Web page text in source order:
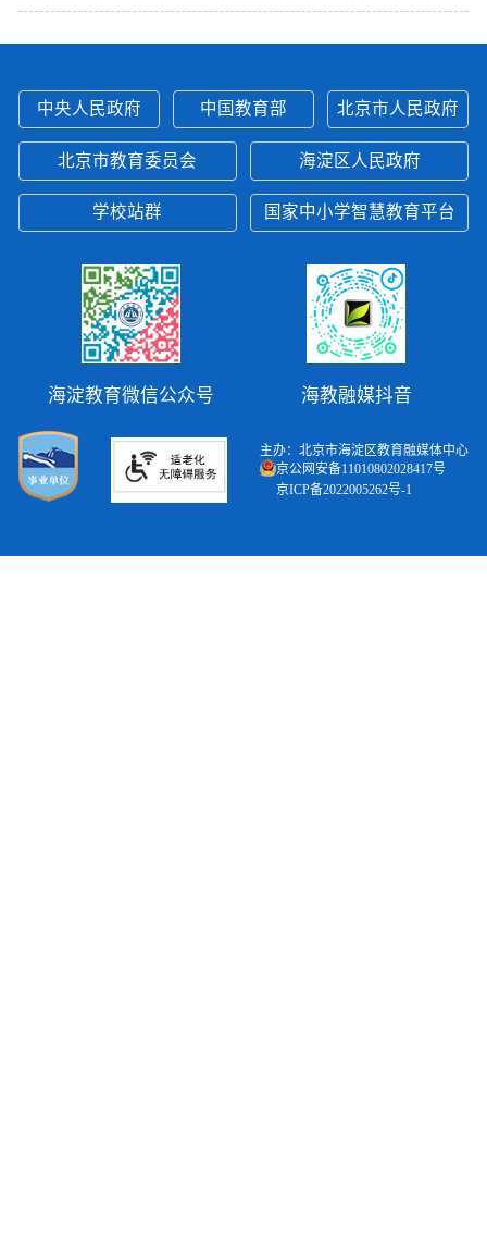
中央人民政府 中国教育部 北京市人民政府
北京市教育委员会 海淀区人民政府
学校站群 国家中小学智慧教育平台
海淀教育微信公众号 海教融媒抖音
主办：北京市海淀区教育融媒体中心
京公网安备11010802028417号
京ICP备2022005262号-1